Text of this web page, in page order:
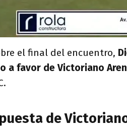
el final del encuentro,
a favor de Victoriano
de